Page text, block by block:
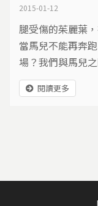
2015-01-12
腿受傷的茱麗葉
當馬兒不能再奔
場？我們與馬兒
閱讀更多